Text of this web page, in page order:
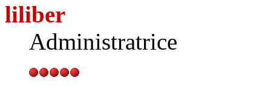
liliber
Administratrice